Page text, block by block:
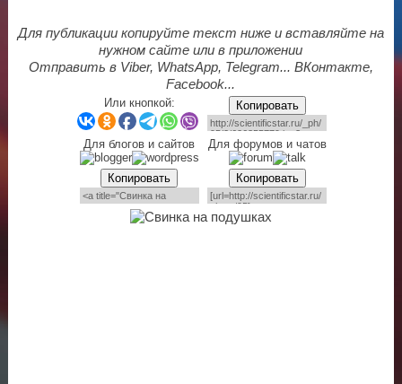
Для публикации копируйте текст ниже и вставляйте на
нужном сайте или в приложении
Отправить в Viber, WhatsApp, Telegram... ВКонтакте,
Facebook...
Или кнопкой: Копировать
Для блогов и сайтов Для форумов и чатов
Копировать Копировать